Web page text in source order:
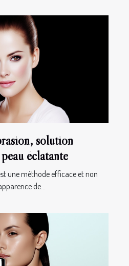
solution
éclatante
une méthode efficace et non
de...